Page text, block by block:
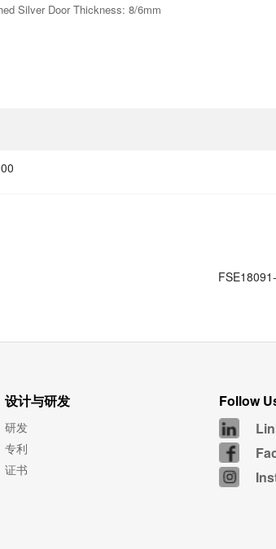
Silver Door Thickness: 8/6mm
设计与研发
研发
专利
证书
Follow